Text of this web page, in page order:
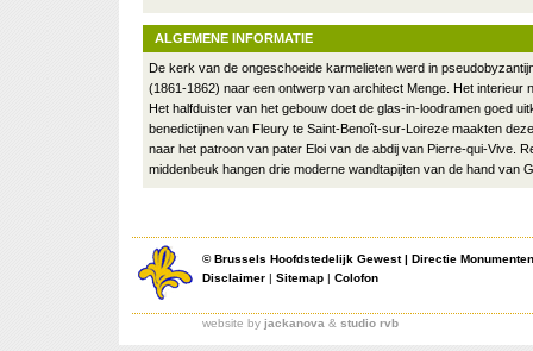
ALGEMENE INFORMATIE
De kerk van de ongeschoeide karmelieten werd in
(1861-1862) naar een ontwerp van architect Menge. Het interieur
Het halfduister van het gebouw doet de glas-in-loodramen goed
benedictijnen van Fleury te Saint-Benoît-sur-Loireze maakten
naar het patroon van pater Eloi van de abdij van Pierre-qui-Vive.
middenbeuk hangen drie moderne wandtapijten van de hand van
©Brussels Hoofdstedelijk Gewest| Directie
Disclaimer | Sitemap | Colofon
website by jackanova & studio rvb